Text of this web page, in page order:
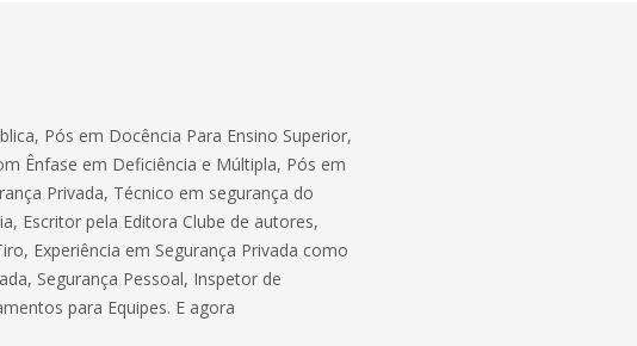
Pós em Docência Para Ensino Superior,
Ênfase em Deficiência e Múltipla, Pós em
Privada, Técnico em segurança do
Escritor pela Editora Clube de autores,
Experiência em Segurança Privada como
Segurança Pessoal, Inspetor de
para Equipes. E agora